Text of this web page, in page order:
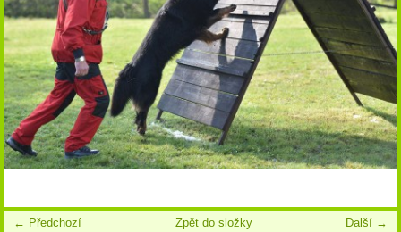
← Předchozí Další →
Zpět do složky